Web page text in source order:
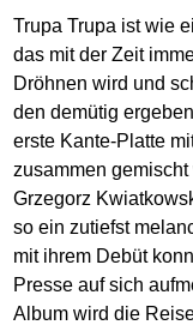
Trupa Trupa ist wie
das mit der Zeit
Dröhnen wird und
den demütig
erste Kante-Platte
zusammen
Grzegorz
so ein zutiefst
mit ihrem Debüt
Presse auf sich
Album wird die